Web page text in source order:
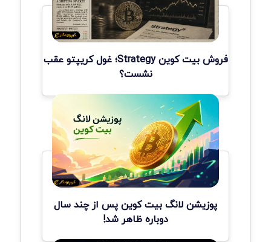
فروش بیت کوین Strategy؛ غول کریپتو عقب
نشست؟
پوزیشن لانگ بیت کوین پس از چند سال
دوباره ظاهر شد!